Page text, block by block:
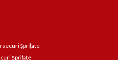
șprițate
șprițate